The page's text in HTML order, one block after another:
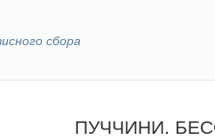
сбора
ПУЧЧИНИ.